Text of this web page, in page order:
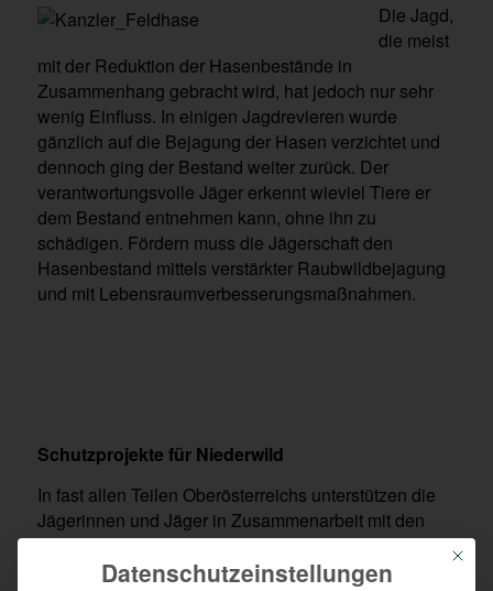
Die Jagd,
die meist
mit der Reduktion der Hasenbestände in
Zusammenhang gebracht wird, hat jedoch nur sehr
wenig Einfluss. In einigen Jagdrevieren wurde
gänzlich auf die Bejagung der Hasen verzichtet und
dennoch ging der Bestand weiter zurück. Der
verantwortungsvolle Jäger erkennt wieviel Tiere er
dem Bestand entnehmen kann, ohne ihn zu
schädigen. Fördern muss die Jägerschaft den
Hasenbestand mittels verstärkter Raubwildbejagung
und mit Lebensraumverbesserungsmaßnahmen.
Schutzprojekte für Niederwild
In fast allen Teilen Oberösterreichs unterstützen die
Jägerinnen und Jäger in Zusammenarbeit mit den
Landwirten verschiedenste Projekte und
Maßnahmen, um den Feldhasenbesatz wieder zu
Mit
Datenschutzeinstellungen